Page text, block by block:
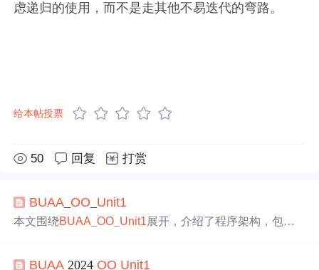
虑递归的使用，而不是走其他不易迭代的弯路。
给本帖投票
50 回复 打赏
BUAA OO Unit1
本文围绕BUAA _OO Unit1展开，介绍了程序架构，包括h
分析，阐述测试策略，最后分享心得体会与未来方向，如
BUAA 2024 OO Unit1